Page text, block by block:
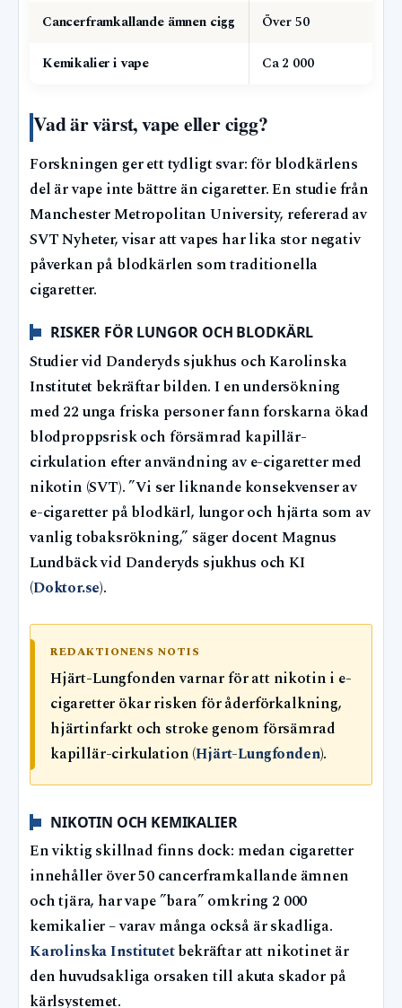
Cancerframkallande ämnen cigg
Över 50
Kemikalier i vape
Ca 2 000
Vad är värst, vape eller cigg?
Forskningen ger ett tydligt svar: för blodkärlens
del är vape inte bättre än cigaretter. En studie från
Manchester Metropolitan University, refererad av
SVT Nyheter, visar att vapes har lika stor negativ
påverkan på blodkärlen som traditionella
cigaretter.
RISKER FÖR LUNGOR OCH BLODKÄRL
Studier vid Danderyds sjukhus och Karolinska
Institutet bekräftar bilden. I en undersökning
med 22 unga friska personer fann forskarna ökad
blodproppsrisk och försämrad kapillär-
cirkulation efter användning av e-cigaretter med
nikotin (SVT). ”Vi ser liknande konsekvenser av
e-cigaretter på blodkärl, lungor och hjärta som av
vanlig tobaksrökning,” säger docent Magnus
Lundbäck vid Danderyds sjukhus och KI
(Doktor.se).
REDAKTIONENS NOTIS
Hjärt-Lungfonden varnar för att nikotin i e-
cigaretter ökar risken för åderförkalkning,
hjärtinfarkt och stroke genom försämrad
kapillär-cirkulation (Hjärt-Lungfonden).
NIKOTIN OCH KEMIKALIER
En viktig skillnad finns dock: medan cigaretter
innehåller över 50 cancerframkallande ämnen
och tjära, har vape ”bara” omkring 2 000
kemikalier – varav många också är skadliga.
Karolinska Institutetbekräftar att nikotinet är
den huvudsakliga orsaken till akuta skador på
kärlsystemet.